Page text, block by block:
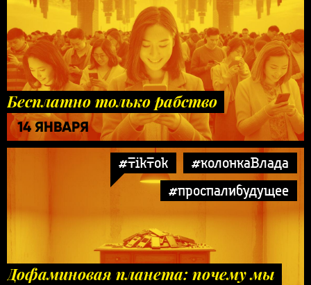
Бесплатно только рабство
14 ЯНВАРЯ
#TikTok
#колонкаВлада
#проспалибудущее
Дофаминовая планета: почему мы